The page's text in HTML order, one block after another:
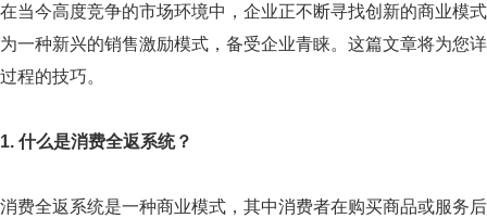
在当今高度竞争的市场环境中，企业正不断寻找创新的商业模
为一种新兴的销售激励模式，备受企业青睐。这篇文章将为您
过程的技巧。
1. 什么是消费全返系统？
消费全返系统是一种商业模式，其中消费者在购买商品或服务